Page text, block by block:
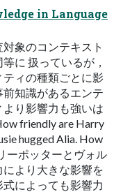
in Language
象のコンテキスト
に 扱っているが，
ィの種類ごとに影
知識があるエンテ
り影響力も強いは
friendly are Harry
hugged Alia. How
ーポッターとヴォル
より大きな影響を
によっても影響力